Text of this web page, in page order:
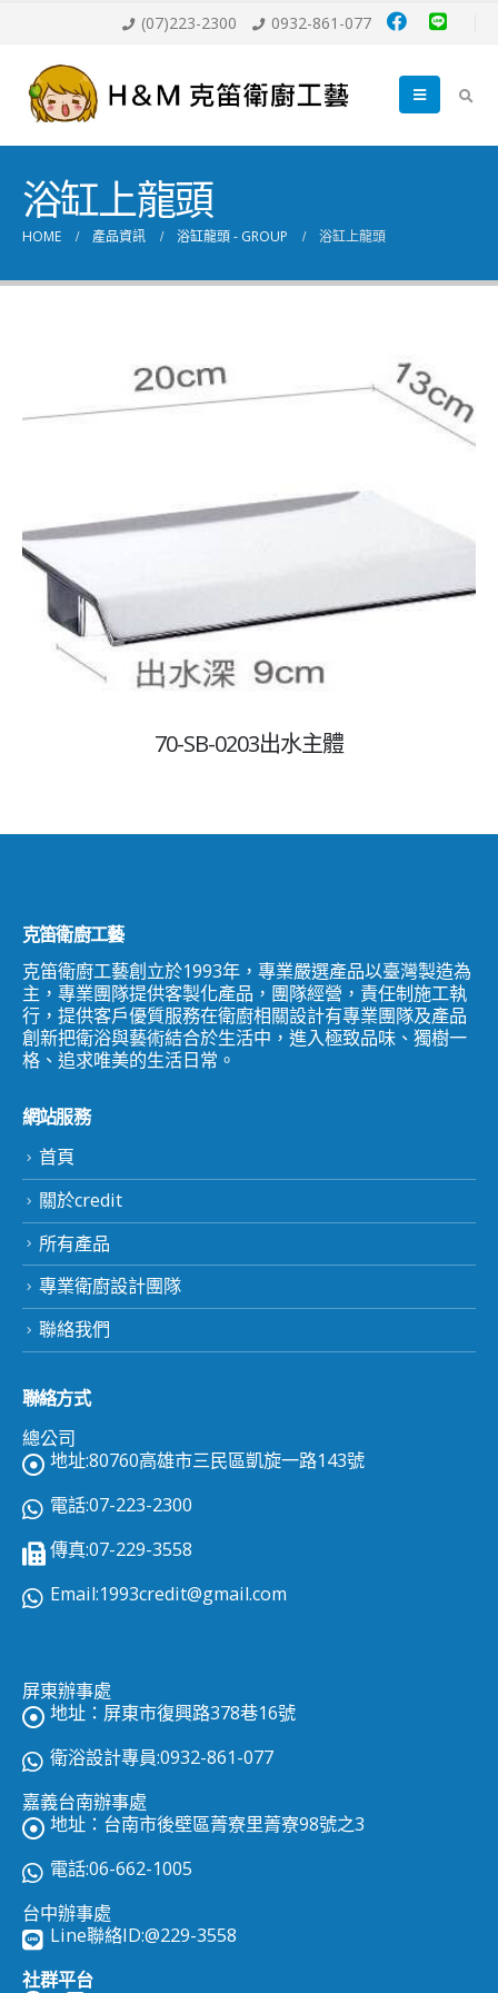
(07)223-2300 0932-861-077
浴缸上龍頭
HOME 產品資訊 浴缸龍頭 - GROUP 浴缸上龍頭
70-SB-0203出水主體
克笛衛廚工藝
克笛衛廚工藝創立於1993年，專業嚴選產品以臺灣製造為
主，專業團隊提供客製化產品，團隊經營，責任制施工執
行，提供客戶優質服務在衛廚相關設計有專業團隊及產品
創新把衛浴與藝術結合於生活中，進入極致品味、獨樹一
格、追求唯美的生活日常。
網站服務
首頁
關於credit
所有產品
專業衛廚設計團隊
聯絡我們
聯絡方式
總公司
地址:80760高雄市三民區凱旋一路143號
電話:07-223-2300
傳真:07-229-3558
Email:1993credit@gmail.com
屏東辦事處
地址：屏東市復興路378巷16號
衛浴設計專員:0932-861-077
嘉義台南辦事處
地址：台南市後壁區菁寮里菁寮98號之3
電話:06-662-1005
台中辦事處
Line聯絡ID:@229-3558
社群平台